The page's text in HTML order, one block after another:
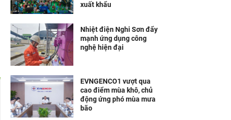
xuất khẩu
Nhiệt điện Nghi Sơn đẩy
mạnh ứng dụng công
nghệ hiện đại
EVNGENCO1 vượt qua
cao điểm mùa khô, chủ
động ứng phó mùa mưa
bão